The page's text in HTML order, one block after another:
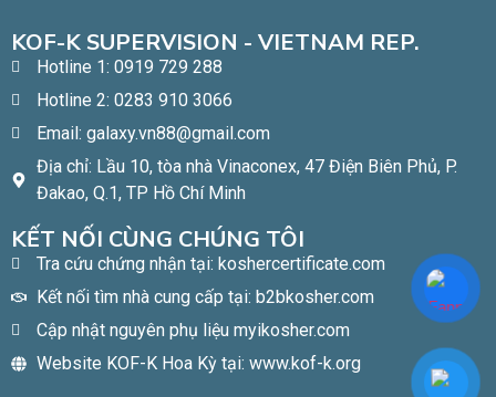
KOF-K SUPERVISION - VIETNAM REP.
Hotline 1: 0919 729 288
Hotline 2: 0283 910 3066
Email: galaxy.vn88@gmail.com
Địa chỉ: Lầu 10, tòa nhà Vinaconex, 47 Điện Biên Phủ, P.
Đakao, Q.1, TP Hồ Chí Minh​
KẾT NỐI CÙNG CHÚNG TÔI
Tra cứu chứng nhận tại: koshercertificate.com
Kết nối tìm nhà cung cấp tại: b2bkosher.com
Cập nhật nguyên phụ liệu myikosher.com
Website KOF-K Hoa Kỳ tại: www.kof-k.org